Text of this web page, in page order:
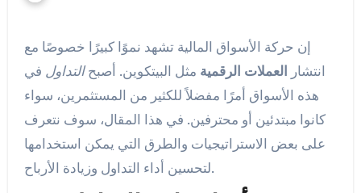
إن حركة الأسواق المالية تشهد نموًا كبيرًا خصوصًا مع
انتشار
العملات الرقمية مثل البيتكوين. أصبحالتداول في
هذه الأسواق أمرًا مفضلاً للكثير من المستثمرين، سواء
كانوا مبتدئين أو محترفين. في هذا المقال، سوف نتعرف
على بعض الاستراتيجيات والطرق التي يمكن استخدامها
لتحسين أداء التداول وزيادة الأرباح.